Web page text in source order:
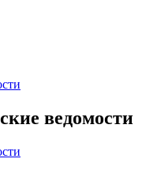
ведомости